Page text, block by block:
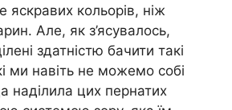
яскравих кольорів, ніж
Але, як з’ясувалось,
здатністю бачити такі
ми навіть не можемо собі
наділила цих пернатих